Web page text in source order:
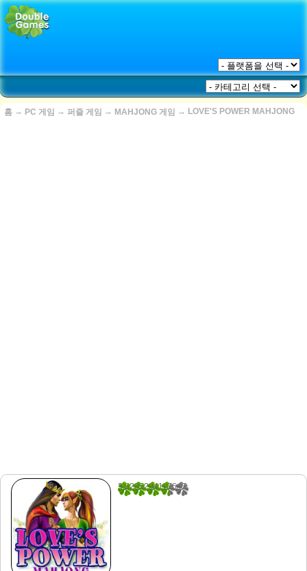
홈 → PC 게임 → 퍼즐 게임 → MAHJONG 게임 → LOVE'S POWER MAHJONG
3.8235294117647